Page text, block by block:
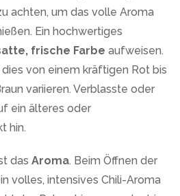
achten, um das volle Aroma
Ein hochwertiges
frische Farbe aufweisen.
von einem kräftigen Rot bis
variieren. Verblasste oder
ein älteres oder
hin.
das Aroma. Beim Öffnen der
volles, intensives Chili-Aroma